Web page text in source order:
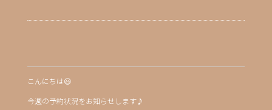
こんにちは😃
今週の予約状況をお知らせします♪